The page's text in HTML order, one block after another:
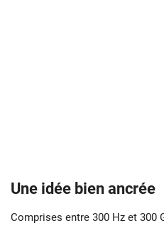
Une idée bien ancrée
Comprises entre 300 Hz et 300